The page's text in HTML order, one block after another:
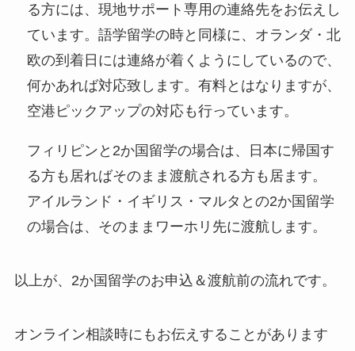
る方には、現地サポート専用の連絡先をお伝えし
ています。語学留学の時と同様に、オランダ・北
欧の到着日には連絡が着くようにしているので、
何かあれば対応致します。有料とはなりますが、
空港ピックアップの対応も行っています。
フィリピンと2か国留学の場合は、日本に帰国す
る方も居ればそのまま渡航される方も居ます。
アイルランド・イギリス・マルタとの2か国留学
の場合は、そのままワーホリ先に渡航します。
以上が、2か国留学のお申込＆渡航前の流れです。
オンライン相談時にもお伝えすることがあります